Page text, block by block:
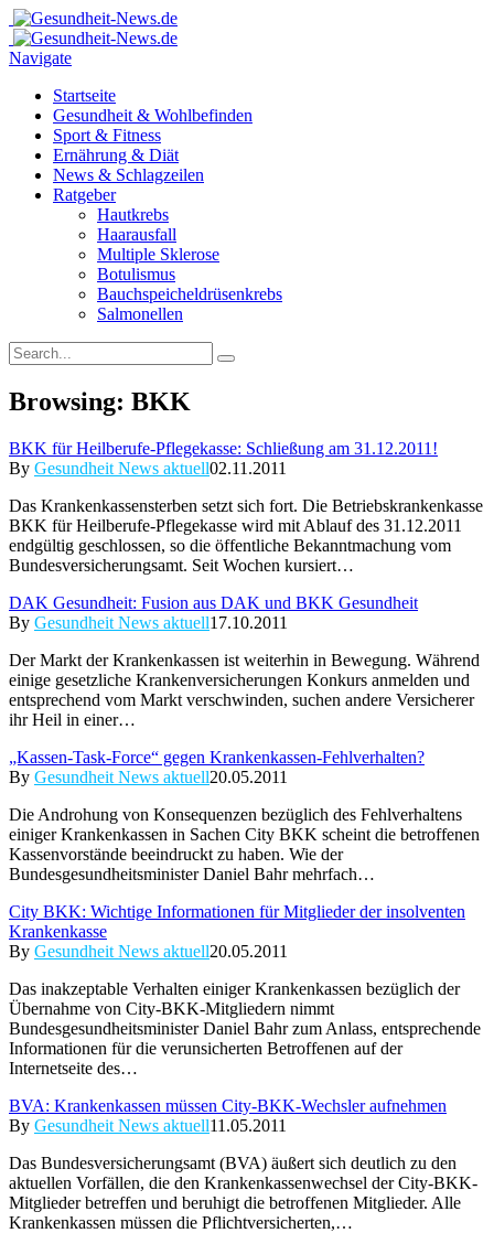
Navigate
Startseite
Gesundheit & Wohlbefinden
Sport & Fitness
Ernährung & Diät
News & Schlagzeilen
Ratgeber
Hautkrebs
Haarausfall
Multiple Sklerose
Botulismus
Bauchspeicheldrüsenkrebs
Salmonellen
Browsing: BKK
BKK für Heilberufe-Pflegekasse: Schließung am 31.12.2011!
By Gesundheit News aktuell02.11.2011
Das Krankenkassensterben setzt sich fort. Die Betriebskrankenkasse
BKK für Heilberufe-Pflegekasse wird mit Ablauf des 31.12.2011
endgültig geschlossen, so die öffentliche Bekanntmachung vom
Bundesversicherungsamt. Seit Wochen kursiert…
DAK Gesundheit: Fusion aus DAK und BKK Gesundheit
By Gesundheit News aktuell17.10.2011
Der Markt der Krankenkassen ist weiterhin in Bewegung. Während
einige gesetzliche Krankenversicherungen Konkurs anmelden und
entsprechend vom Markt verschwinden, suchen andere Versicherer
ihr Heil in einer…
„Kassen-Task-Force“ gegen Krankenkassen-Fehlverhalten?
By Gesundheit News aktuell20.05.2011
Die Androhung von Konsequenzen bezüglich des Fehlverhaltens
einiger Krankenkassen in Sachen City BKK scheint die betroffenen
Kassenvorstände beeindruckt zu haben. Wie der
Bundesgesundheitsminister Daniel Bahr mehrfach…
City BKK: Wichtige Informationen für Mitglieder der insolventen
Krankenkasse
By Gesundheit News aktuell20.05.2011
Das inakzeptable Verhalten einiger Krankenkassen bezüglich der
Übernahme von City-BKK-Mitgliedern nimmt
Bundesgesundheitsminister Daniel Bahr zum Anlass, entsprechende
Informationen für die verunsicherten Betroffenen auf der
Internetseite des…
BVA: Krankenkassen müssen City-BKK-Wechsler aufnehmen
By Gesundheit News aktuell11.05.2011
Das Bundesversicherungsamt (BVA) äußert sich deutlich zu den
aktuellen Vorfällen, die den Krankenkassenwechsel der City-BKK-
Mitglieder betreffen und beruhigt die betroffenen Mitglieder. Alle
Krankenkassen müssen die Pflichtversicherten,…